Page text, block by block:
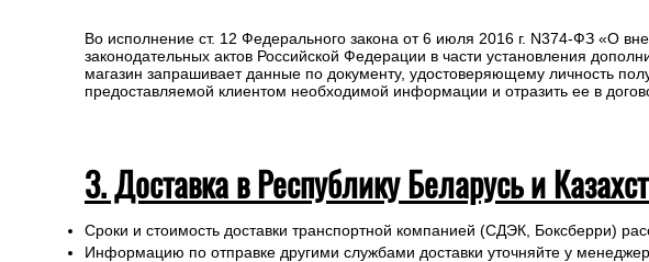
Во исполнение ст. 12 Федерального закона от 6 июля 2016 г. N374-ФЗ «О
законодательных актов Российской Федерации в части установления
магазин запрашивает данные по документу, удостоверяющему личность
предоставляемой клиентом необходимой информации и отразить ее в
3. Доставка в Республику Беларусь и
Сроки и стоимость доставки транспортной компанией (СДЭК, Боксберри)
Информацию по отправке другими службами доставки уточняйте у